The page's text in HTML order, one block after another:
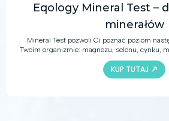
Eqology Mineral Test –
minerałów
Mineral Test pozwoli Ci poznać poziom
Twoim organizmie: magnezu, selenu, cynku,
test, uzyskasz istotną wiedzę pomocną w
decyzji dotyczących żywienia,
KUP TUTAJ